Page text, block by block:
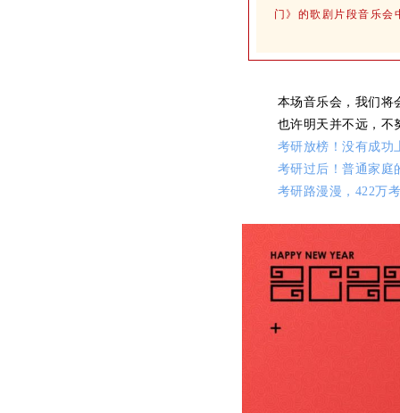
门》的歌剧片段音乐会
本场音乐会，我们将
也许明天并不远，不
考研放榜！没有成功
考研过后！普通家庭
考研路漫漫，422万